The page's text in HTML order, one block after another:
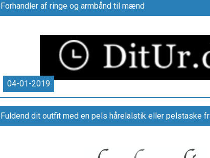
Forhandler af ringe og armbånd til mænd
04-01-2019
Fuldend dit outfit med en pels hårelalstik eller pelstaske